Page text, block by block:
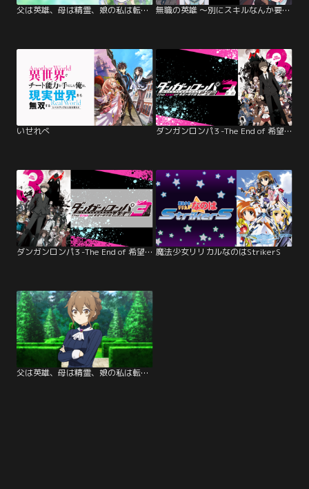
父は英雄、母は精霊、娘の私は転生者。 無職の英雄 ～別にスキルなんか要らな…
いせれべ ダンガンロンパ3 -The End of 希望ヶ峰学園- 絶望編
ダンガンロンパ3 -The End of 希望ヶ峰学園- 未来編 魔法少女リリカルなのはStrikerS
父は英雄、母は精霊、娘の私は転生者。 第07話